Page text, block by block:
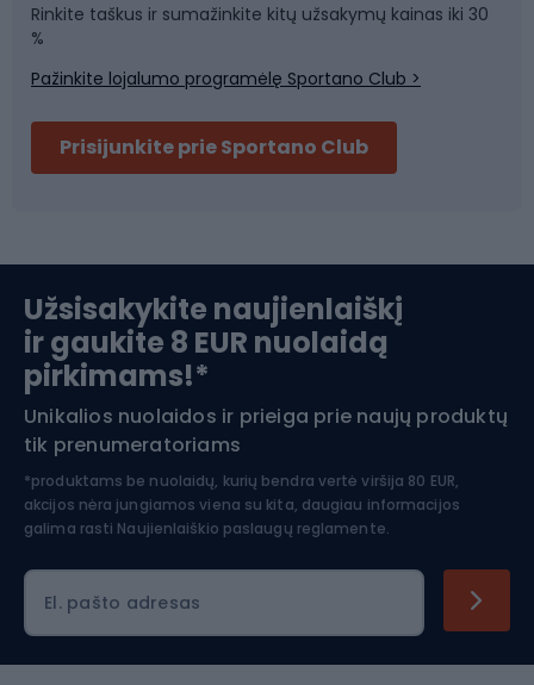
Slidinėjimas
Apranga žiemos sportui
Šiaurietiškas ėjimas
Rinkite taškus ir sumažinkite kitų užsakymų kainas iki 30
%
Pažinkite lojalumo programėlę Sportano Club >
Prisijunkite prie Sportano Club
Užsisakykite naujienlaiškį
ir gaukite 8 EUR nuolaidą
pirkimams!*
Unikalios nuolaidos ir prieiga prie naujų produktų
tik prenumeratoriams
*produktams be nuolaidų, kurių bendra vertė viršija 80 EUR,
akcijos nėra jungiamos viena su kita, daugiau informacijos
galima rasti Naujienlaiškio paslaugų reglamente.
El. pašto adresas